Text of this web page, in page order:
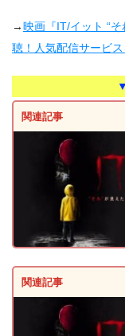
→映画『IT/イット “
聴！人気配信サービ
関連記事
関連記事